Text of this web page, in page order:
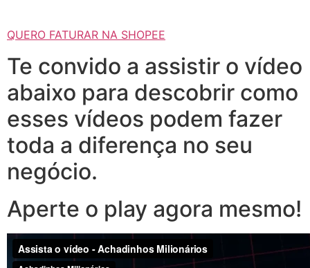
QUERO FATURAR NA SHOPEE
Te convido a assistir o vídeo
abaixo para descobrir como
esses vídeos podem fazer
toda a diferença no seu
negócio.
Aperte o play agora mesmo!